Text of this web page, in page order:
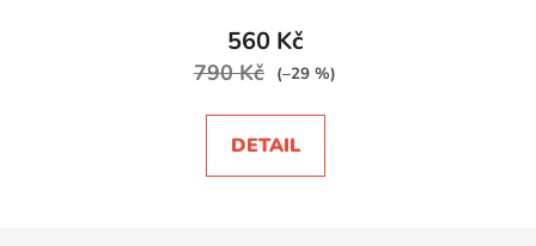
560 Kč
790 Kč (–29 %)
DETAIL